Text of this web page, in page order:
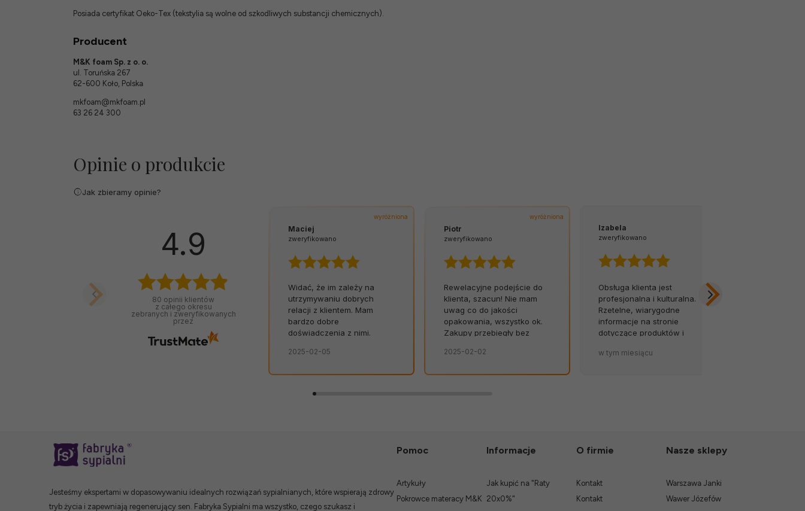
Posiada certyfikat Oeko-Tex (tekstylia są wolne od szkodliwych substancji chemicznych).
Producent
M&K foam Sp. z o. o.
ul. Toruńska 267
62-600 Koło, Polska
mkfoam@mkfoam.pl
63 26 24 300
Opinie o produkcie
Jak zbieramy opinie?
4.9
80 opinii klientów
z całego okresu
zebranych i zweryfikowanych
przez
wyróżniona
Maciej
zweryfikowano
Widać, że im zależy na
utrzymywaniu dobrych
relacji z klientem. Mam
bardzo dobre
doświadczenia z nimi.
2025-02-05
wyróżniona
Piotr
zweryfikowano
Rewelacyjne podejście do
klienta, szacun! Nie mam
uwag co do jakości
opakowania, wszystko ok.
Zakupy przebiegły bez
bezpiecznie, bez
2025-02-02
Izabela
zweryfikowano
Obsługa klienta jest
profesjonalna i kulturalna.
Rzetelne, wiarygodne
informacje na stronie
dotyczące produktów i
atut sklepu. 💪🔥
w tym miesiącu
Jesteśmy ekspertami w dopasowywaniu idealnych rozwiązań sypialnianych, które wspierają zdrowy
tryb życia i zapewniają regenerujący sen. Fabryka Sypialni ma wszystko, czego szukasz i
Pomoc
Artykuły
Pokrowce materacy M&K
Informacje
Jak kupić na "Raty
20x0%"
O firmie
Kontakt
Kontakt
Nasze sklepy
Warszawa Janki
Wawer Józefów